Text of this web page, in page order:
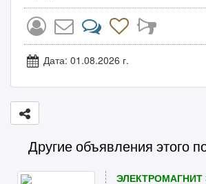
Дата: 01.08.2026 г.
Другие объявления этого
ЭЛЕКТРОМАГНИТ